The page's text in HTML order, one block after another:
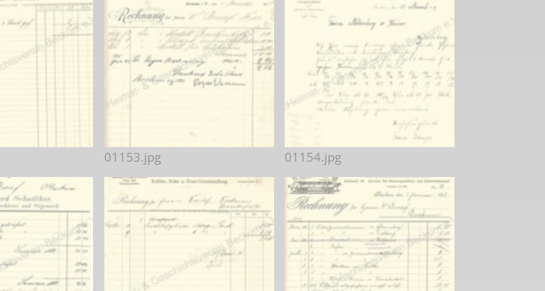
Begegnungen im Blumenthal
Historische Filme
Karnevalistische Filme
Sonstige Filme
Nachlässe
01153.jpg 01154.jpg